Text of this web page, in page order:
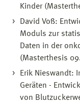
Kinder
David Voß:
Moduls zur
Daten in der
(Masterthesis
Erik Nieswandt:
Geräten -
von